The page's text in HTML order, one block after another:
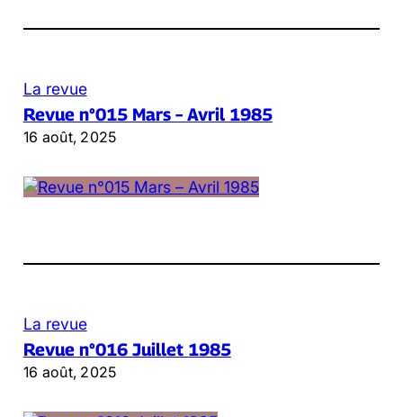
La revue
Revue n°015 Mars – Avril 1985
16 août, 2025
La revue
Revue n°016 Juillet 1985
16 août, 2025